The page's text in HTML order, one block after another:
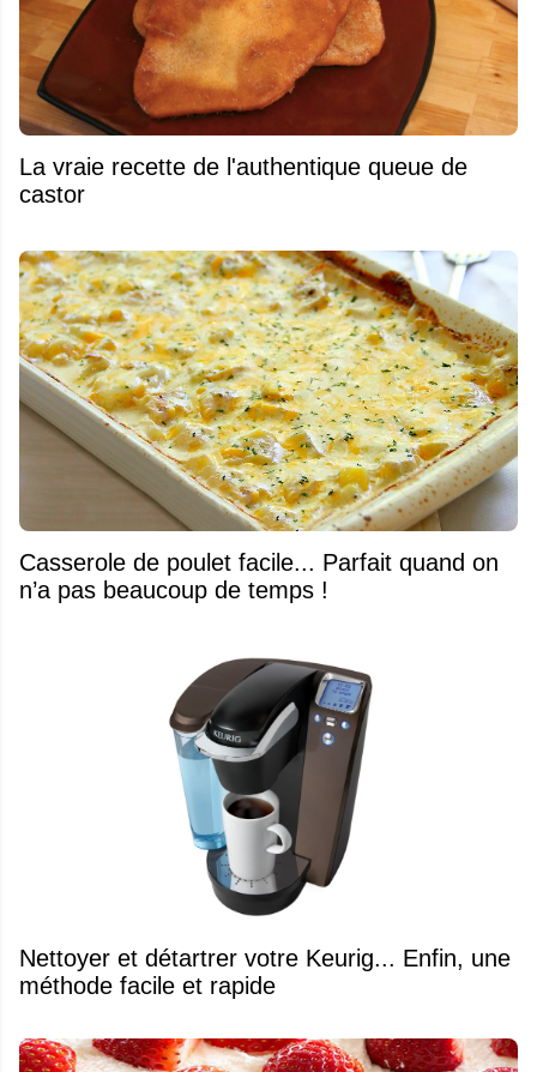
La vraie recette de l'authentique queue de
castor
Casserole de poulet facile... Parfait quand on
n’a pas beaucoup de temps !
Nettoyer et détartrer votre Keurig... Enfin, une
méthode facile et rapide